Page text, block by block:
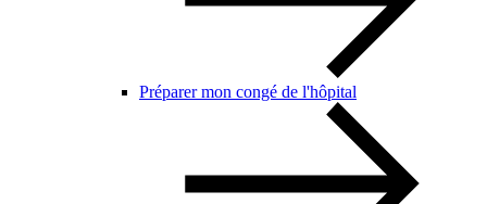
Préparer mon congé de l'hôpital